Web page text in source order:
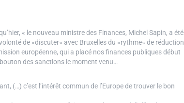
« le nouveau ministre des Finances, Michel Sapin, a été
de «discuter» avec Bruxelles du «rythme» de réduction
européenne, qui a placé nos finances publiques début
des sanctions le moment venu…
(…) c’est l’intérêt commun de l’Europe de trouver le bon